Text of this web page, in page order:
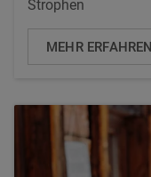
Strophen
MEHR ERFAHREN